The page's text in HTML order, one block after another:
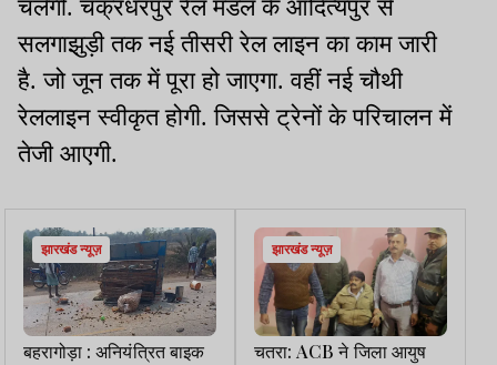
चलेगी. चक्रधरपुर रेल मंडल के आदित्यपुर से
सलगाझुड़ी तक नई तीसरी रेल लाइन का काम जारी
है. जो जून तक में पूरा हो जाएगा. वहीं नई चौथी
रेललाइन स्वीकृत होगी. जिससे ट्रेनों के परिचालन में
तेजी आएगी.
झारखंड न्यूज़
बहरागोड़ा : अनियंत्रित बाइक
झारखंड न्यूज़
चतरा: ACB ने जिला आयुष